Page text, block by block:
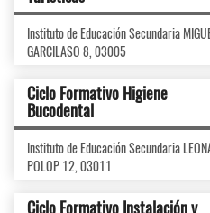
Instituto de Educación Secundaria
GARCILASO 8, 03005
Ciclo Formativo Higiene
Bucodental
Instituto de Educación Secundaria
POLOP 12, 03011
Ciclo Formativo Instalación y